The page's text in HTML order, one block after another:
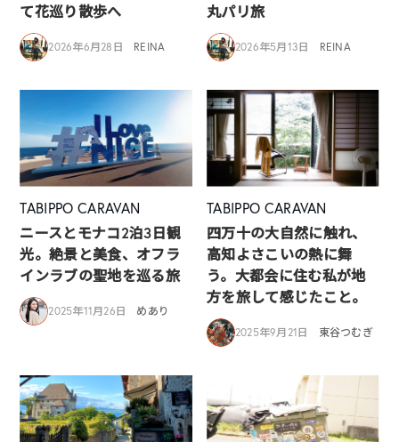
て花巡り散歩へ
2026年6月28日 REINA
丸パリ旅
2026年5月13日 REINA
TABIPPO CARAVAN
ニースとモナコ2泊3日観
光。絶景と美食、オフラ
インラブの聖地を巡る旅
2025年11月26日 めあり
TABIPPO CARAVAN
四万十の大自然に触れ、
高知よさこいの熱に舞
う。大都会に住む私が地
方を旅して感じたこと。
2025年9月21日 東谷つむぎ